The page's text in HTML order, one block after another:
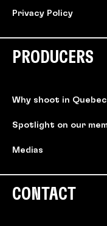
Privacy Policy
PRODUCERS
Why shoot in
Spotlight on our
Medias
CONTACT